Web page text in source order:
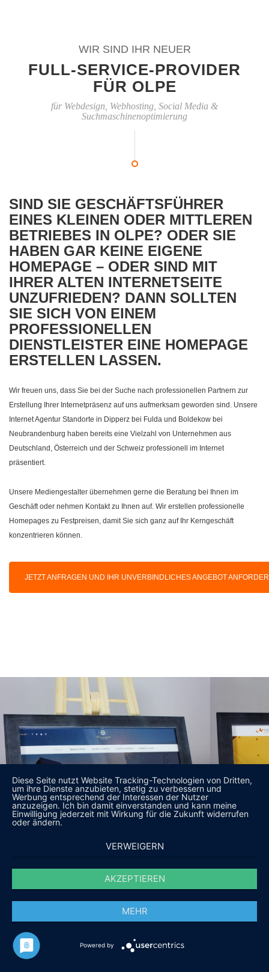
WIR SIND IHR NEUER
FULL-SERVICE-PROVIDER
FÜR OLPE
für Webdesign, Webhosting, Social Media &
Suchmaschinenoptimierung
SIND SIE GESCHÄFTSFÜHRER
EINES KLEINEN ODER MITTLEREN
BETRIEBES IN OLPE? ODER SIE
HABEN GAR KEINE EIGENE
HOMEPAGE – ODER SIND MIT
IHRER ALTEN INTERNETSEITE
UNZUFRIEDEN? DANN SOLLTEN
SIE SICH VON EINEM
PROFESSIONELLEN
DIENSTLEISTER EINE HOMEPAGE
ERSTELLEN LASSEN.
Wir freuen uns, dass Sie bei der Suche nach professionellen Partnern zur
Erstellung Ihrer Internetpräsenz auf uns aufmerksam geworden sind. Unsere
Internet Agentur Standorte in Dipperz bei Fulda und Boldekow bei
Neubrandenburg haben bereits eine Vielzahl von Unternehmen aus
Deutschland, Österreich und der Schweiz professionell im Internet
präsentiert.
Unsere Mediengestalter übernehmen gerne die Beratung bei Ihnen im
Geschäft oder nehmen Kontakt zu Ihnen auf. Wir erstellen professionelle
Homepages zu Festpreisen, damit Sie sich ganz auf Ihr Kerngeschäft
konzentrieren können.
JETZT ANFRAGEN UND IHR UNVERBINDLICHES ANGEBOT
Diese Seite nutzt Website Tracking-Technologien von Dritten,
um ihre Dienste anzubieten, stetig zu verbessern und
Werbung entsprechend der Interessen der Nutzer
anzuzeigen. Ich bin damit einverstanden und kann meine
Einwilligung jederzeit mit Wirkung für die Zukunft widerrufen
oder ändern.
VERWEIGERN
AKZEPTIEREN
MEHR
Powered by